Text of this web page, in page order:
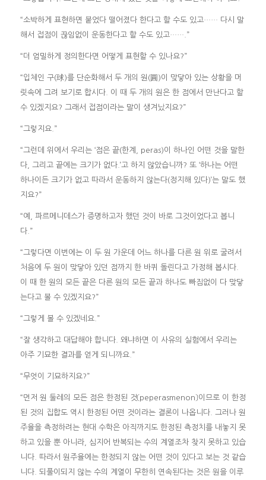
“소박하게 표현하면 붙었다 떨어졌다 한다고 할 수도 있고…… 다시 말
해서 접점이 끊임없이 운동한다고 할 수도 있고…….”
“더 엄밀하게 정의한다면 어떻게 표현할 수 있나요?”
“입체인 구(球)를 단순화해서 두 개의 원(圓)이 맞닿아 있는 상황을 머
릿속에 그려 보기로 합시다. 이 때 두 개의 원은 한 점에서 만난다고 할
수 있겠지요? 그래서 접점이라는 말이 생겨났지요?”
“그렇지요.”
“그런데 위에서 우리는 ‘점은 끝(한계, peras)이 하나인 어떤 것을 말한
다, 그리고 끝에는 크기가 없다.’고 하지 않았습니까? 또 ‘하나는 어떤
하나이든 크기가 없고 따라서 운동하지 않는다(정지해 있다)’는 말도 했
지요?”
“예, 파르메니데스가 증명하고자 했던 것이 바로 그것이었다고 봅니
다.”
“그렇다면 이번에는 이 두 원 가운데 어느 하나를 다른 원 위로 굴려서
처음에 두 원이 맞닿아 있던 점까지 한 바퀴 돌린다고 가정해 봅시다.
이 때 한 원의 모든 끝은 다른 원의 모든 끝과 하나도 빠짐없이 다 맞닿
는다고 볼 수 있겠지요?”
“그렇게 볼 수 있겠네요.”
“잘 생각하고 대답해야 합니다. 왜냐하면 이 사유의 실험에서 우리는
아주 기묘한 결과를 얻게 되니까요.”
“무엇이 기묘하지요?”
“먼저 원 둘레의 모든 점은 한정된 것〔peperasmenon〕이므로 이 한정
된 것의 집합도 역시 한정된 어떤 것이라는 결론이 나옵니다. 그러나 원
주율을 측정하려는 현대 수학은 아직까지도 한정된 측정치를 내놓지 못
하고 있을 뿐 아니라, 심지어 반복되는 수의 계열조차 찾지 못하고 있습
니다. 따라서 원주율에는 한정되지 않는 어떤 것이 있다고 보는 것 같습
니다. 되풀이되지 않는 수의 계열이 무한히 연속된다는 것은 원을 이루